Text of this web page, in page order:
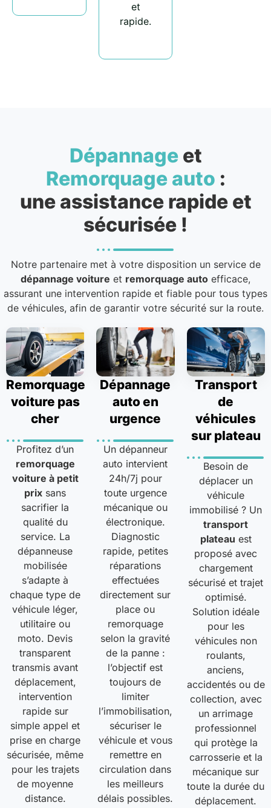
et
rapide.
Dépannageet
Remorquage auto :
une assistance rapide et
sécurisée !
Notre partenaire met à votre disposition un service de
dépannage voiture et remorquage auto efficace,
assurant une intervention rapide et fiable pour tous types
de véhicules, afin de garantir votre sécurité sur la route.
Remorquage
voiture pas
cher
Profitez d’un
remorquage
voiture à petit
prix sans
sacrifier la
qualité du
service. La
dépanneuse
mobilisée
s’adapte à
chaque type de
véhicule léger,
utilitaire ou
moto. Devis
transparent
transmis avant
déplacement,
intervention
rapide sur
simple appel et
prise en charge
sécurisée, même
pour les trajets
de moyenne
distance.
Dépannage
auto en
urgence
Un dépanneur
auto intervient
24h/7j pour
toute urgence
mécanique ou
électronique.
Diagnostic
rapide, petites
réparations
effectuées
directement sur
place ou
remorquage
selon la gravité
de la panne :
l’objectif est
toujours de
limiter
l’immobilisation,
sécuriser le
véhicule et vous
remettre en
circulation dans
les meilleurs
délais possibles.
Transport
de
véhicules
sur plateau
Besoin de
déplacer un
véhicule
immobilisé ? Un
transport
plateau est
proposé avec
chargement
sécurisé et trajet
optimisé.
Solution idéale
pour les
véhicules non
roulants,
anciens,
accidentés ou de
collection, avec
un arrimage
professionnel
qui protège la
carrosserie et la
mécanique sur
toute la durée du
déplacement.